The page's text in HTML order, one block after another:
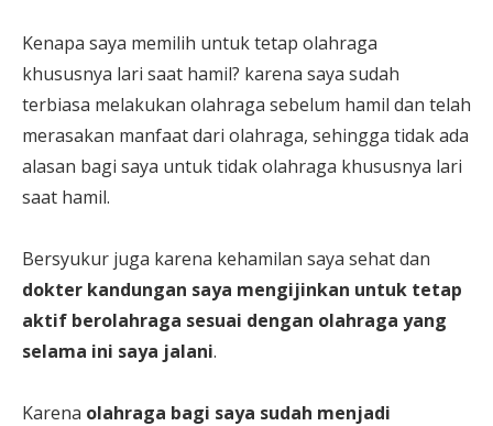
Kenapa saya memilih untuk tetap olahraga
khususnya lari saat hamil? karena saya sudah
terbiasa melakukan olahraga sebelum hamil dan telah
merasakan manfaat dari olahraga, sehingga tidak ada
alasan bagi saya untuk tidak olahraga khususnya lari
saat hamil.
Bersyukur juga karena kehamilan saya sehat dan
dokter kandungan saya mengijinkan untuk tetap
aktif berolahraga sesuai dengan olahraga yang
selama ini saya jalani.
Karena olahraga bagi saya sudah menjadi